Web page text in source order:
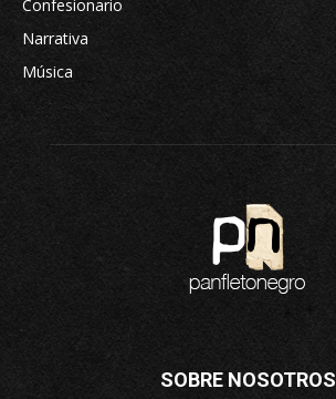
Confesionario
Narrativa
Música
SOBRE NOSOTROS